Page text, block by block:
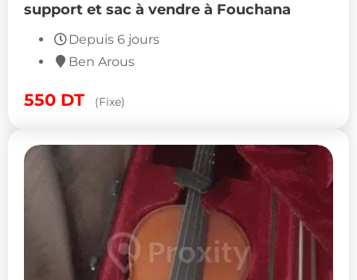
support et sac à vendre à Fouchana
Depuis 6 jours
Ben Arous
550 DT (Fixe)